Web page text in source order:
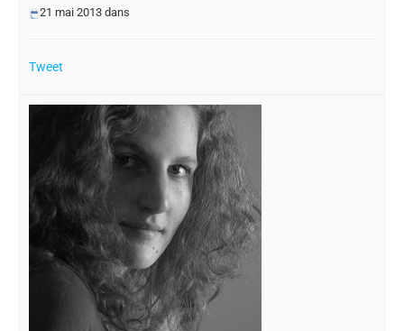
21 mai 2013 dans
Tweet